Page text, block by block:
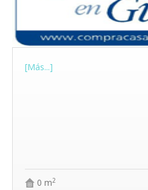
[Más...]
0 m2